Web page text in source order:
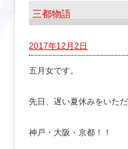
三都物語
2017年12月2日
五月女です。
先日、遅い夏休みをいた
神戸・大阪・京都！！